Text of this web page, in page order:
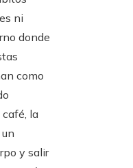
ni
donde
como
café, la
y salir